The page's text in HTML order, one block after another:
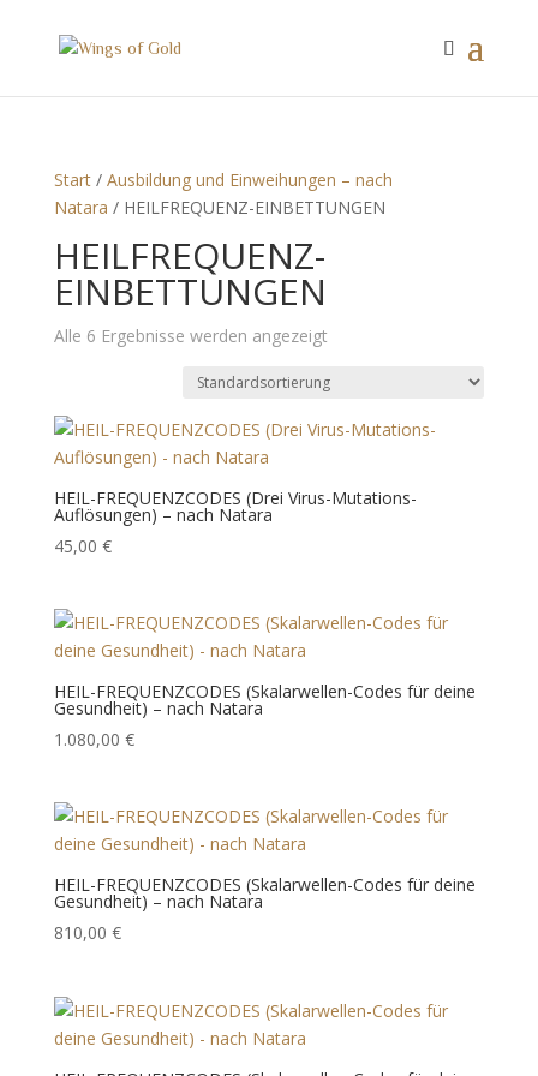
Start/ Ausbildung und Einweihungen – nach
Natara / HEILFREQUENZ-EINBETTUNGEN
HEILFREQUENZ-
EINBETTUNGEN
Alle 6 Ergebnisse werden angezeigt
HEIL-FREQUENZCODES (Drei Virus-Mutations-
Auflösungen) – nach Natara
45,00 €
HEIL-FREQUENZCODES (Skalarwellen-Codes für deine
Gesundheit) – nach Natara
1.080,00 €
HEIL-FREQUENZCODES (Skalarwellen-Codes für deine
Gesundheit) – nach Natara
810,00 €